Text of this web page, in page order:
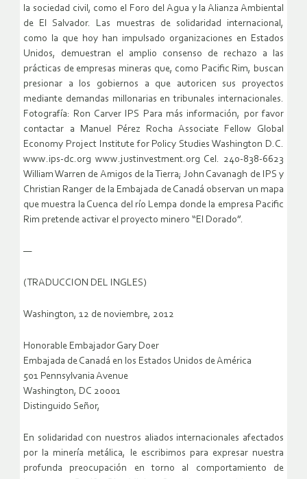
la sociedad civil, como el Foro del Agua y la Alianza Ambiental
de El Salvador. Las muestras de solidaridad internacional,
como la que hoy han impulsado organizaciones en Estados
Unidos, demuestran el amplio consenso de rechazo a las
prácticas de empresas mineras que, como Pacific Rim, buscan
presionar a los gobiernos a que autoricen sus proyectos
mediante demandas millonarias en tribunales internacionales.
Fotografía: Ron Carver IPS Para más información, por favor
contactar a Manuel Pérez Rocha Associate Fellow Global
Economy Project Institute for Policy Studies Washington D.C.
www.ips-dc.org www.justinvestment.org Cel. 240-838-6623
William Warren de Amigos de la Tierra; John Cavanagh de IPS y
Christian Ranger de la Embajada de Canadá observan un mapa
que muestra la Cuenca del río Lempa donde la empresa Pacific
Rim pretende activar el proyecto minero “El Dorado”.
—
(TRADUCCION DEL INGLES)
Washington, 12 de noviembre, 2012
Honorable Embajador Gary Doer
Embajada de Canadá en los Estados Unidos de América
501 Pennsylvania Avenue
Washington, DC 20001
Distinguido Señor,
En solidaridad con nuestros aliados internacionales afectados
por la minería metálica, le escribimos para expresar nuestra
profunda preocupación en torno al comportamiento de